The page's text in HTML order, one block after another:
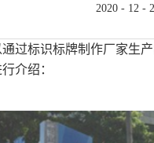
2020 - 12 -
过标识标牌制作厂家生
介绍：